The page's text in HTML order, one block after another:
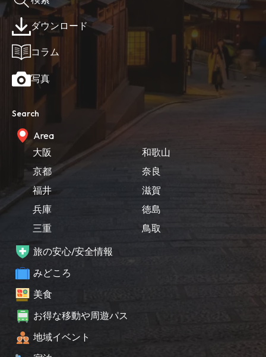
ダウンロード
コラム
写真
Search
Area
大阪
京都
福井
兵庫
三重
和歌山
奈良
滋賀
徳島
鳥取
旅の安心/安全情報
みどころ
美食
お得な移動や周遊パス
地域イベント